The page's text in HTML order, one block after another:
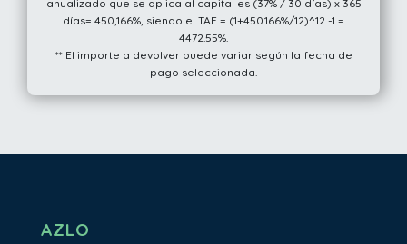
anualizado que se aplica al capital es (37% / 30 días) x 365
días= 450,166%, siendo el TAE = (1+450.166%/12)^12 -1 =
4472.55%.
** El importe a devolver puede variar según la fecha de
pago seleccionada.
AZLO